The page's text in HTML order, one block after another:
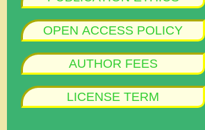
OPEN ACCESS POLICY
AUTHOR FEES
LICENSE TERM